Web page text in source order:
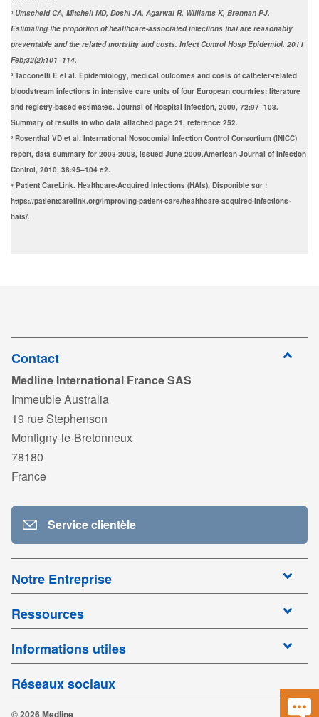
¹ Umscheid CA, Mitchell MD, Doshi JA, Agarwal R, Williams K, Brennan PJ.
Estimating the proportion of healthcare-associated infections that are reasonably
preventable and the related mortality and costs. Infect Control Hosp Epidemiol. 2011
Feb;32(2):101–114.
² Tacconelli E et al. Epidemiology, medical outcomes and costs of catheter-related
bloodstream infections in intensive care units of four European countries: literature
and registry-based estimates. Journal of Hospital Infection, 2009, 72:97–103.
Summary of results in who data attached page 21, reference 252.
³ Rosenthal VD et al. International Nosocomial Infection Control Consortium (INICC)
report, data summary for 2003-2008, issued June 2009.American Journal of Infection
Control, 2010, 38:95–104 e2.
⁴ Patient CareLink. Healthcare-Acquired Infections (HAIs). Disponible sur :
https://patientcarelink.org/improving-patient-care/healthcare-acquired-infections-
hais/.
Contact
Medline International France SAS
Immeuble Australia
19 rue Stephenson
Montigny-le-Bretonneux
78180
France
Service clientèle
Notre Entreprise
Ressources
Informations utiles
Réseaux sociaux
© 2026 Medline